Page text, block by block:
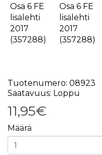
Tuotenumero: 08923
Saatavuus: Loppu
11,95€
Määrä